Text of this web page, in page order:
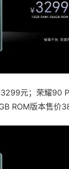
元；荣耀90
ROM版本售价